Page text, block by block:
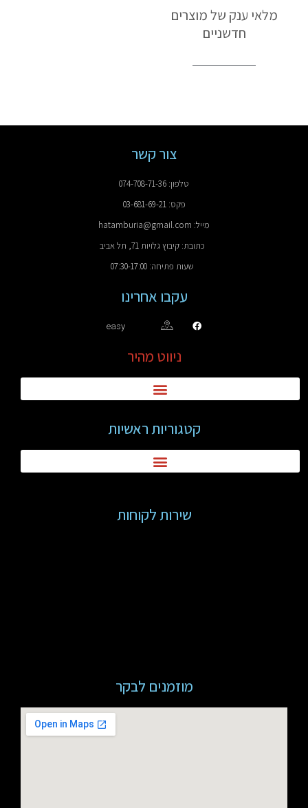
מלאי ענק של מוצרים
חדשניים
צור קשר
טלפון: 074-708-71-36
פקס: 03-681-69-21
מייל: hatamburia@gmail.com
כתובת: קיבוץ גלויות 71, תל אביב
שעות פתיחה: 07:30-17:00
עקבו אחרינו
easy
ניווט מהיר
קטגוריות ראשיות
שירות לקוחות
מוזמנים לבקר